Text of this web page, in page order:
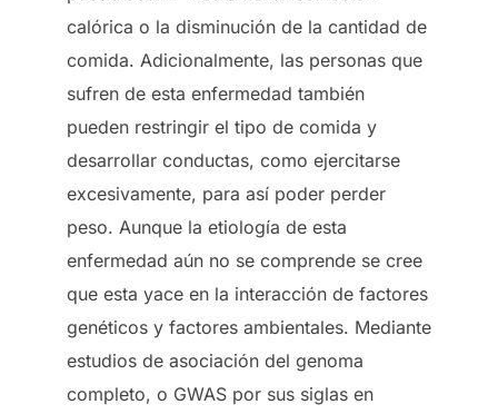
calórica o la disminución de la cantidad de
comida. Adicionalmente, las personas que
sufren de esta enfermedad también
pueden restringir el tipo de comida y
desarrollar conductas, como ejercitarse
excesivamente, para así poder perder
peso. Aunque la etiología de esta
enfermedad aún no se comprende se cree
que esta yace en la interacción de factores
genéticos y factores ambientales. Mediante
estudios de asociación del genoma
completo, o GWAS por sus siglas en